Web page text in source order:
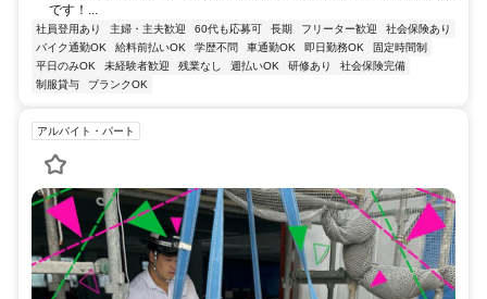
です！...
社員登用あり 主婦・主夫歓迎 60代も応募可 長期 フリーター歓迎
社会保険あり
バイク通勤OK
給料前払いOK 学歴不問 車通勤OK 即日勤務OK
固定時間制
平日のみOK
未経験者歓迎 残業なし 週払いOK 研修あり
社会保険完備
制服貸与
ブランクOK
アルバイト・パート